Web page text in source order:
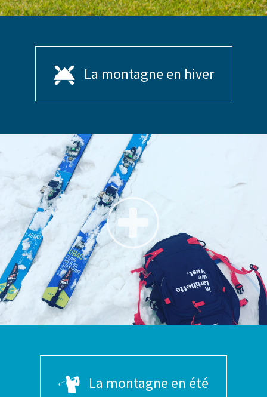
La montagne en hiver
La montagne en été